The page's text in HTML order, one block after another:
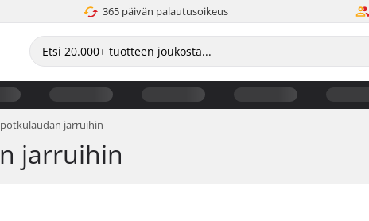
365 päivän palautusoikeus
jarruihin
jarruihin